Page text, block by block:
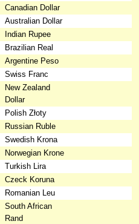
Canadian Dollar
Australian Dollar
Indian Rupee
Brazilian Real
Argentine Peso
Swiss Franc
New Zealand
Dollar
Polish Złoty
Russian Ruble
Swedish Krona
Norwegian Krone
Turkish Lira
Czeck Koruna
Romanian Leu
South African
Rand